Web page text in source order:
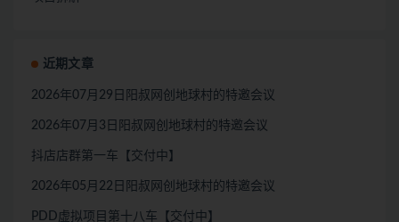
近期文章
2026年07月29日阳叔网创地球村的特邀会议
2026年07月3日阳叔网创地球村的特邀会议
抖店店群第一车【交付中】
2026年05月22日阳叔网创地球村的特邀会议
PDD虚拟项目第十八车【交付中】